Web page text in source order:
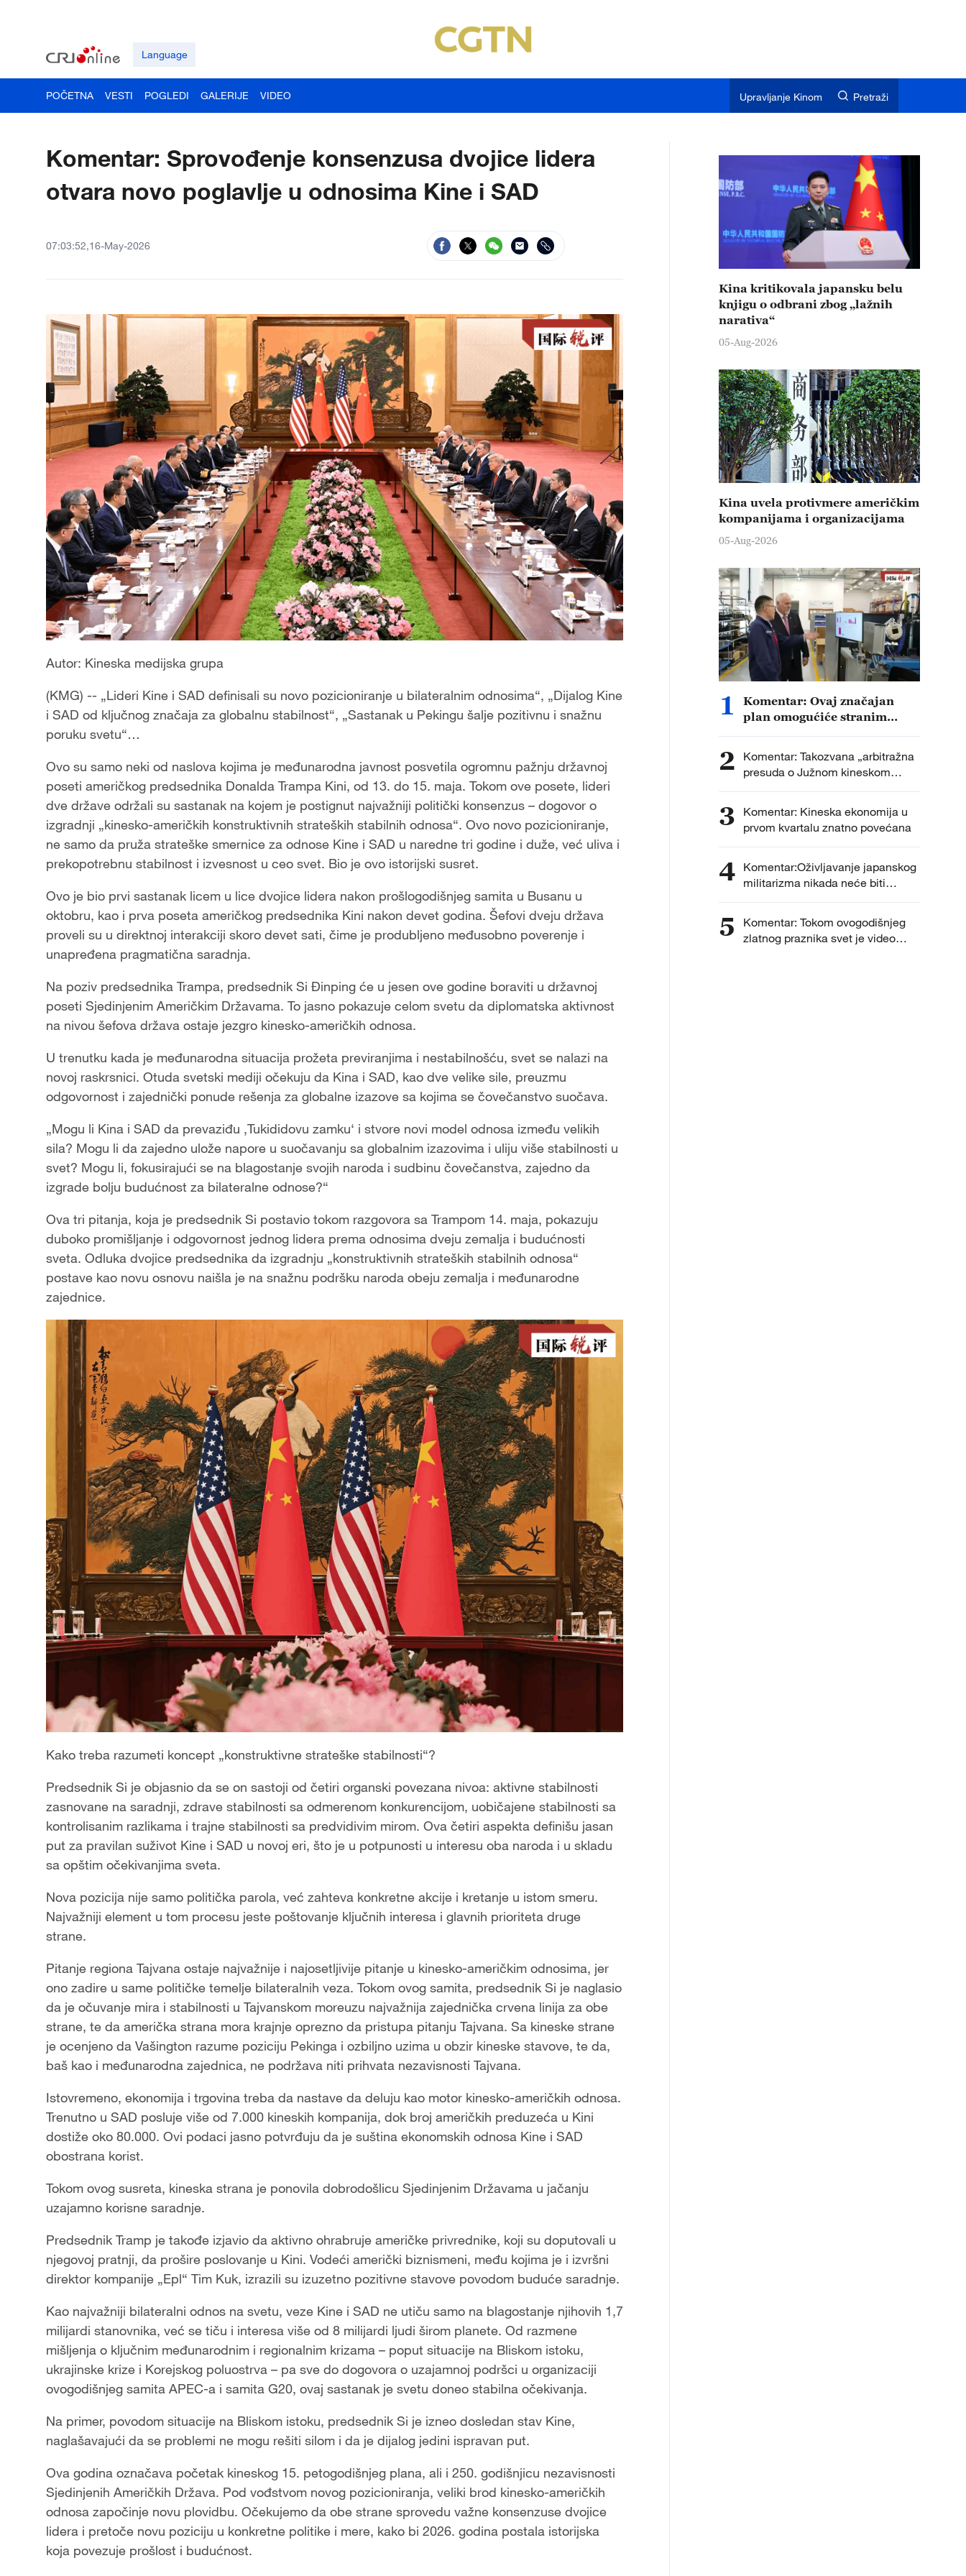
Language
POČETNA VESTI POGLEDI GALERIJE VIDEO Upravljanje Kinom Pretraži
Komentar: Sprovođenje konsenzusa dvojice lidera
otvara novo poglavlje u odnosima Kine i SAD
07:03:52,16-May-2026
Autor: Kineska medijska grupa
(KMG) -- „Lideri Kine i SAD definisali su novo pozicioniranje u bilateralnim odnosima“, „Dijalog Kine
i SAD od ključnog značaja za globalnu stabilnost“, „Sastanak u Pekingu šalje pozitivnu i snažnu
poruku svetu“…
Ovo su samo neki od naslova kojima je međunarodna javnost posvetila ogromnu pažnju državnoj
poseti američkog predsednika Donalda Trampa Kini, od 13. do 15. maja. Tokom ove posete, lideri
dve države održali su sastanak na kojem je postignut najvažniji politički konsenzus – dogovor o
izgradnji „kinesko-američkih konstruktivnih strateških stabilnih odnosa“. Ovo novo pozicioniranje,
ne samo da pruža strateške smernice za odnose Kine i SAD u naredne tri godine i duže, već uliva i
prekopotrebnu stabilnost i izvesnost u ceo svet. Bio je ovo istorijski susret.
Ovo je bio prvi sastanak licem u lice dvojice lidera nakon prošlogodišnjeg samita u Busanu u
oktobru, kao i prva poseta američkog predsednika Kini nakon devet godina. Šefovi dveju država
proveli su u direktnoj interakciji skoro devet sati, čime je produbljeno međusobno poverenje i
unapređena pragmatična saradnja.
Na poziv predsednika Trampa, predsednik Si Đinping će u jesen ove godine boraviti u državnoj
poseti Sjedinjenim Američkim Državama. To jasno pokazuje celom svetu da diplomatska aktivnost
na nivou šefova država ostaje jezgro kinesko-američkih odnosa.
U trenutku kada je međunarodna situacija prožeta previranjima i nestabilnošću, svet se nalazi na
novoj raskrsnici. Otuda svetski mediji očekuju da Kina i SAD, kao dve velike sile, preuzmu
odgovornost i zajednički ponude rešenja za globalne izazove sa kojima se čovečanstvo suočava.
„Mogu li Kina i SAD da prevaziđu ‚Tukididovu zamku‘ i stvore novi model odnosa između velikih
sila? Mogu li da zajedno ulože napore u suočavanju sa globalnim izazovima i uliju više stabilnosti u
svet? Mogu li, fokusirajući se na blagostanje svojih naroda i sudbinu čovečanstva, zajedno da
izgrade bolju budućnost za bilateralne odnose?“
Ova tri pitanja, koja je predsednik Si postavio tokom razgovora sa Trampom 14. maja, pokazuju
duboko promišljanje i odgovornost jednog lidera prema odnosima dveju zemalja i budućnosti
sveta. Odluka dvojice predsednika da izgradnju „konstruktivnih strateških stabilnih odnosa“
postave kao novu osnovu naišla je na snažnu podršku naroda obeju zemalja i međunarodne
zajednice.
Kako treba razumeti koncept „konstruktivne strateške stabilnosti“?
Predsednik Si je objasnio da se on sastoji od četiri organski povezana nivoa: aktivne stabilnosti
zasnovane na saradnji, zdrave stabilnosti sa odmerenom konkurencijom, uobičajene stabilnosti sa
kontrolisanim razlikama i trajne stabilnosti sa predvidivim mirom. Ova četiri aspekta definišu jasan
put za pravilan suživot Kine i SAD u novoj eri, što je u potpunosti u interesu oba naroda i u skladu
sa opštim očekivanjima sveta.
Nova pozicija nije samo politička parola, već zahteva konkretne akcije i kretanje u istom smeru.
Najvažniji element u tom procesu jeste poštovanje ključnih interesa i glavnih prioriteta druge
strane.
Pitanje regiona Tajvana ostaje najvažnije i najosetljivije pitanje u kinesko-američkim odnosima, jer
ono zadire u same političke temelje bilateralnih veza. Tokom ovog samita, predsednik Si je naglasio
da je očuvanje mira i stabilnosti u Tajvanskom moreuzu najvažnija zajednička crvena linija za obe
strane, te da američka strana mora krajnje oprezno da pristupa pitanju Tajvana. Sa kineske strane
je ocenjeno da Vašington razume poziciju Pekinga i ozbiljno uzima u obzir kineske stavove, te da,
baš kao i međunarodna zajednica, ne podržava niti prihvata nezavisnosti Tajvana.
Istovremeno, ekonomija i trgovina treba da nastave da deluju kao motor kinesko-američkih odnosa.
Trenutno u SAD posluje više od 7.000 kineskih kompanija, dok broj američkih preduzeća u Kini
dostiže oko 80.000. Ovi podaci jasno potvrđuju da je suština ekonomskih odnosa Kine i SAD
obostrana korist.
Tokom ovog susreta, kineska strana je ponovila dobrodošlicu Sjedinjenim Državama u jačanju
uzajamno korisne saradnje.
Predsednik Tramp je takođe izjavio da aktivno ohrabruje američke privrednike, koji su doputovali u
njegovoj pratnji, da prošire poslovanje u Kini. Vodeći američki biznismeni, među kojima je i izvršni
direktor kompanije „Epl“ Tim Kuk, izrazili su izuzetno pozitivne stavove povodom buduće saradnje.
Kao najvažniji bilateralni odnos na svetu, veze Kine i SAD ne utiču samo na blagostanje njihovih 1,7
milijardi stanovnika, već se tiču i interesa više od 8 milijardi ljudi širom planete. Od razmene
mišljenja o ključnim međunarodnim i regionalnim krizama – poput situacije na Bliskom istoku,
ukrajinske krize i Korejskog poluostrva – pa sve do dogovora o uzajamnoj podršci u organizaciji
ovogodišnjeg samita APEC-a i samita G20, ovaj sastanak je svetu doneo stabilna očekivanja.
Na primer, povodom situacije na Bliskom istoku, predsednik Si je izneo dosledan stav Kine,
naglašavajući da se problemi ne mogu rešiti silom i da je dijalog jedini ispravan put.
Ova godina označava početak kineskog 15. petogodišnjeg plana, ali i 250. godišnjicu nezavisnosti
Sjedinjenih Američkih Država. Pod vođstvom novog pozicioniranja, veliki brod kinesko-američkih
odnosa započinje novu plovidbu. Očekujemo da obe strane sprovedu važne konsenzuse dvojice
lidera i pretoče novu poziciju u konkretne politike i mere, kako bi 2026. godina postala istorijska
koja povezuje prošlost i budućnost.
Kina kritikovala japansku belu
knjigu o odbrani zbog „lažnih
narativa“
05-Aug-2026
Kina uvela protivmere američkim
kompanijama i organizacijama
05-Aug-2026
1
Komentar: Ovaj značajan
plan omogućiće stranim
2
Komentar: Takozvana „arbitražna
presuda o Južnom kineskom
moru“ je bezvredan papir
3
Komentar: Kineska ekonomija u
prvom kvartalu znatno povećana
4 Komentar:Oživljavanje japanskog
militarizma nikada neće biti
dozvoljeno
5
Komentar: Tokom ovogodišnjeg
zlatnog praznika svet je video